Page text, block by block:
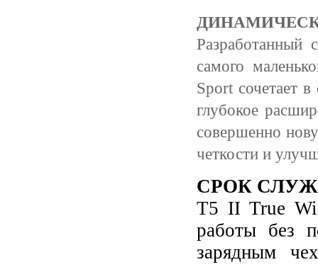
Разработанный
самого
Sport сочетает
глубокое
совершенно
четкости и
СРОК
T5 II True
работы без
зарядным